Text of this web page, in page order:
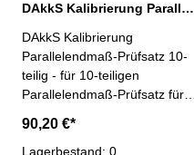
DAkkS Kalibrierung Parallelendmaß-Prüfsatz 10-teilig für Mikrometer
DAkkS Kalibrierung
Parallelendmaß-Prüfsatz 10-
teilig - für 10-teiligen
Parallelendmaß-Prüfsatz für
(Artikel- Nr. 318.201) - erstellt
durch ein Kalibrierlabor- nach
90,20 €*
Lagerbestand: 0